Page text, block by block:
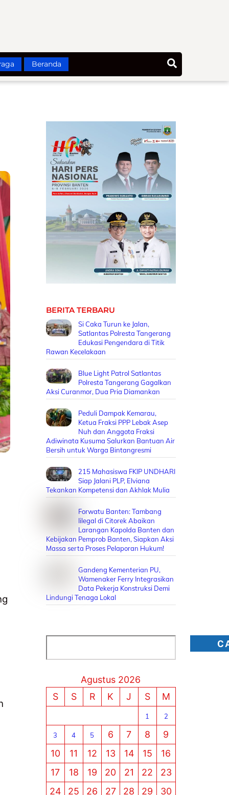
Beranda
BERITA TERBARU
Si Caka Turun ke Jalan,
Satlantas Polresta Tangerang
Edukasi Pengendara di Titik
Rawan Kecelakaan
Blue Light Patrol Satlantas
Polresta Tangerang Gagalkan
Aksi Curanmor, Dua Pria Diamankan
Peduli Dampak Kemarau,
Ketua Fraksi PPP Lebak Asep
Nuh dan Anggota Fraksi
Adiwinata Kusuma Salurkan Bantuan Air
Bersih untuk Warga Bintangresmi
215 Mahasiswa FKIP UNDHARI
Siap Jalani PLP, Elviana
Tekankan Kompetensi dan Akhlak Mulia
Forwatu Banten: Tambang
Iilegal di Citorek Abaikan
Larangan Kapolda Banten dan
Kebijakan Pemprob Banten, Siapkan Aksi
Massa serta Proses Pelaporan Hukum!
Gandeng Kementerian PU,
Wamenaker Ferry Integrasikan
Data Pekerja Konstruksi Demi
Lindungi Tenaga Lokal
Agustus 2026
S
S R K J S M
1 2
3 4 5 6 7 8
9
10
11 12 13 14 15
16
17
18 19 20 21 22
23
24
25 26 27 28 29
30